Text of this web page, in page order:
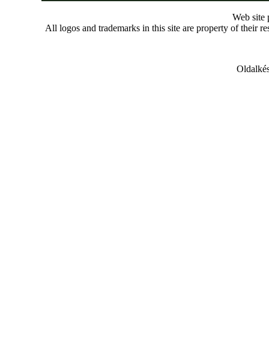
Web site
All logos and trademarks in this site are property of their